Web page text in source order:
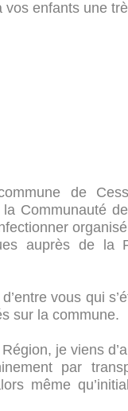
enfants une
de
Communauté
auprès de la
vous qui
sur la commune.
je viens
par
même